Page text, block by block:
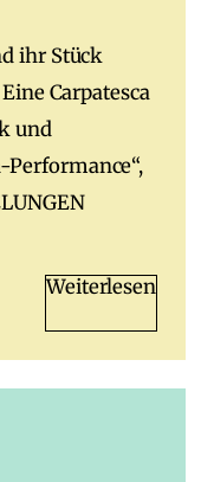
ihr Stück
Carpatesca
und
Weiterlesen